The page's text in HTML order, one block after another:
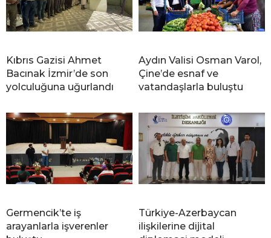
Kıbrıs Gazisi Ahmet
Bacınak İzmir’de son
yolculuğuna uğurlandı
Aydın Valisi Osman Varol,
Çine’de esnaf ve
vatandaşlarla buluştu
Germencik’te iş
arayanlarla işverenler
Türkiye-Azerbaycan
ilişkilerine dijital